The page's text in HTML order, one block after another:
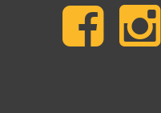
Facebook